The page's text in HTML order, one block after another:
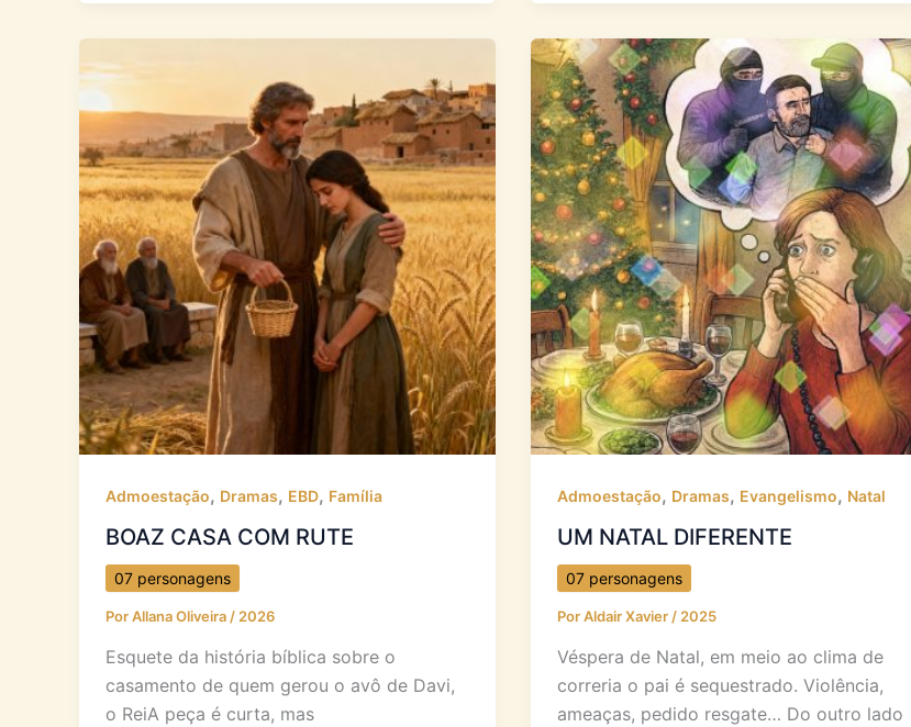
Admoestação, Dramas, EBD, Família
BOAZ CASA COM RUTE
07 personagens
PorAllana Oliveira / 2026
Esquete da história bíblica sobre o
casamento de quem gerou o avô de Davi,
o ReiA peça é curta, mas
Admoestação, Dramas, Evangelismo, Natal
UM NATAL DIFERENTE
07 personagens
PorAldair Xavier / 2025
Véspera de Natal, em meio ao clima de
correria o pai é sequestrado. Violência,
ameaças, pedido resgate… Do outro lado